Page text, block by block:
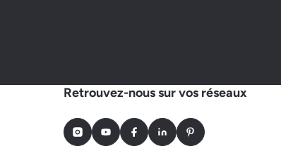
Retrouvez-nous sur vos réseaux
InstagramYoutubeFacebookLinkedInPinterest